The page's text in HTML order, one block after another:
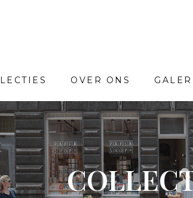
OVER ONS